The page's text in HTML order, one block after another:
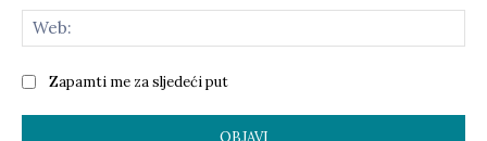
Zapamti me za sljedeći put